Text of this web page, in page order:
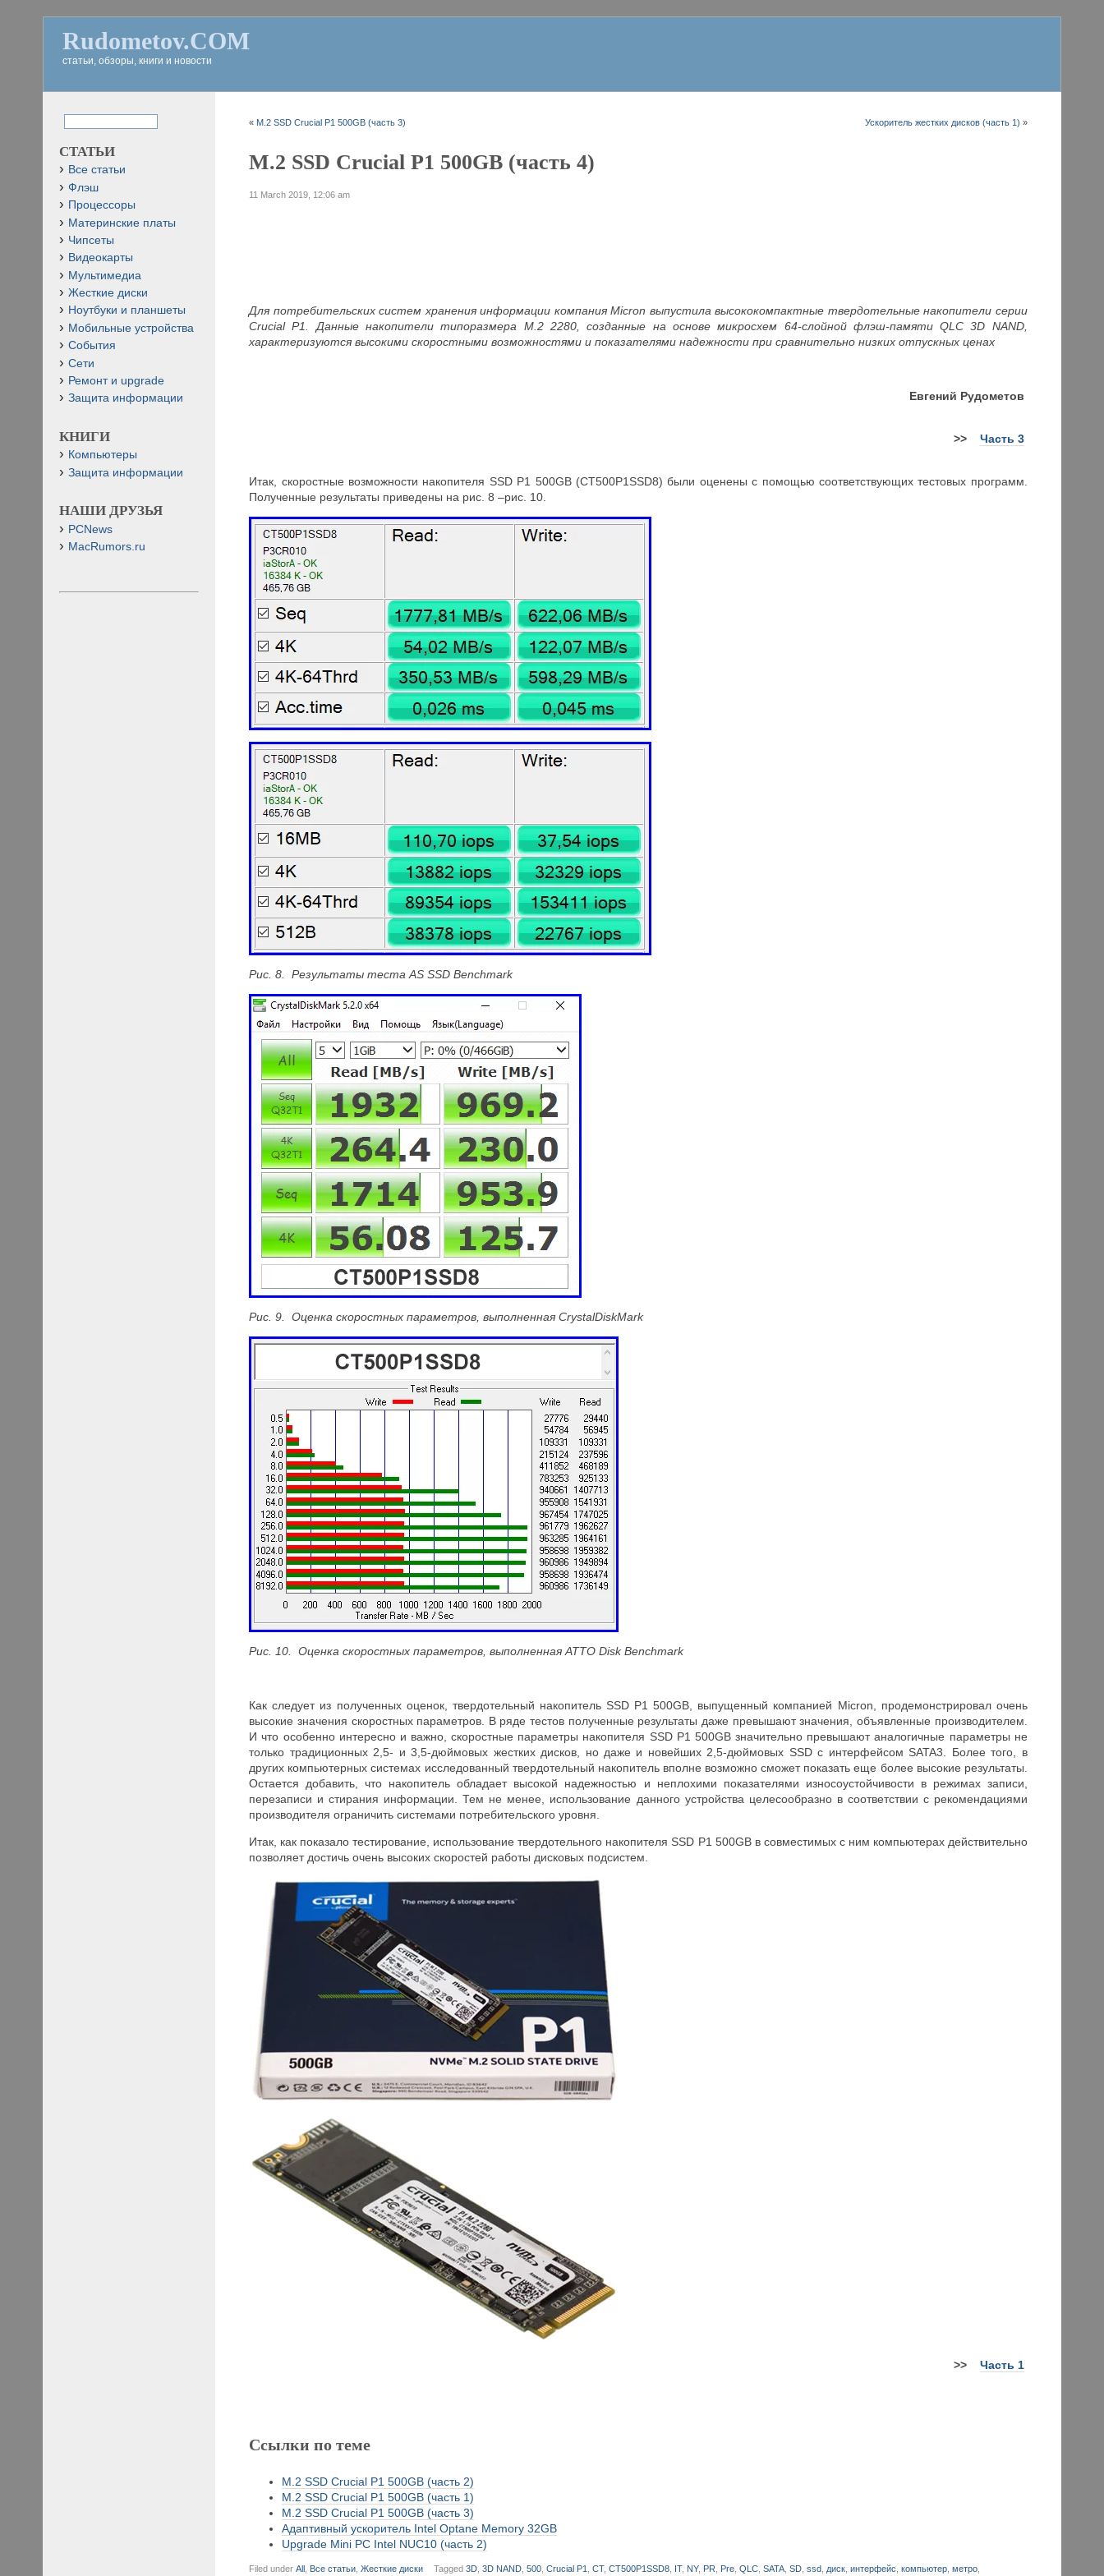
Rudometov.COM
статьи, обзоры, книги и новости
« M.2 SSD Crucial P1 500GB (часть 3) Ускоритель жестких дисков (часть 1) »
M.2 SSD Crucial P1 500GB (часть 4)
11 March 2019, 12:06 am
Для потребительских систем хранения информации компания Micron выпустила высококомпактные твердотельные накопители серии
Crucial P1. Данные накопители типоразмера M.2 2280, созданные на основе микросхем 64-слойной флэш-памяти QLC 3D NAND,
характеризуются высокими скоростными возможностями и показателями надежности при сравнительно низких отпускных ценах
Евгений Рудометов
>> Часть 3
Итак, скоростные возможности накопителя SSD P1 500GB (CT500P1SSD8) были оценены с помощью соответствующих тестовых программ.
Полученные результаты приведены на рис. 8 –рис. 10.
Рис. 8. Результаты тестаASSSD Benchmark
Рис. 9. Оценка скоростных параметров, выполненная CrystalDiskMark
Рис. 10. Оценка скоростных параметров, выполненная ATTO Disk Benchmark
Как следует из полученных оценок, твердотельный накопитель SSD P1 500GB, выпущенный компанией Micron, продемонстрировал очень
высокие значения скоростных параметров. В ряде тестов полученные результаты даже превышают значения, объявленные производителем.
И что особенно интересно и важно, скоростные параметры накопителя SSD P1 500GB значительно превышают аналогичные параметры не
только традиционных 2,5- и 3,5-дюймовых жестких дисков, но даже и новейших 2,5-дюймовых SSD с интерфейсом SATA3. Более того, в
других компьютерных системах исследованный твердотельный накопитель вполне возможно сможет показать еще более высокие результаты.
Остается добавить, что накопитель обладает высокой надежностью и неплохими показателями износоустойчивости в режимах записи,
перезаписи и стирания информации. Тем не менее, использование данного устройства целесообразно в соответствии с рекомендациями
производителя ограничить системами потребительского уровня.
Итак, как показало тестирование, использование твердотельного накопителя SSD P1 500GB в совместимых с ним компьютерах действительно
позволяет достичь очень высоких скоростей работы дисковых подсистем.
>> Часть 1
Ссылки по теме
M.2 SSD Crucial P1 500GB (часть 2)
M.2 SSD Crucial P1 500GB (часть 1)
M.2 SSD Crucial P1 500GB (часть 3)
Адаптивный ускоритель Intel Optane Memory 32GB
Upgrade Mini PC Intel NUC10 (часть 2)
Filed underAll Все статьи ,Жесткие диски Tagged3D ,3D NAND ,500 ,Crucial P1 ,CT,CT500P1SSD8 IT, NY, PR Pre ,QLC ,SATA ,SD ,ssd диск ,интерфейс ,компьютер ,метро
СТАТЬИ
Все статьи
Флэш
Процессоры
Материнские платы
Чипсеты
Видеокарты
Мультимедиа
Жесткие диски
Ноутбуки и планшеты
Мобильные устройства
События
Сети
Ремонт и upgrade
Защита информации
КНИГИ
Компьютеры
Защита информации
НАШИ ДРУЗЬЯ
PCNews
MacRumors.ru